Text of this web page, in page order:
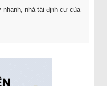
nhanh, nhà tái định cư của